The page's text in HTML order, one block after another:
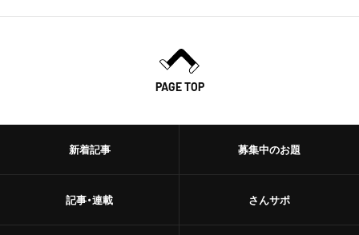
PAGE TOP
新着記事
記事・連載
募集中のお題
さんサポ